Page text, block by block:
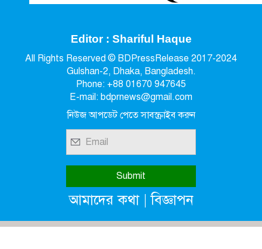
Editor : Shariful Haque
All Rights Reserved © BDPressRelease 2017-2024
Gulshan-2, Dhaka, Bangladesh.
Phone: +88 01670 947645
E-mail: bdprnews@gmail.com
নিউজ আপডেট পেতে সাবস্ক্রাইব করুন
আমাদের কথা|বিজ্ঞাপন